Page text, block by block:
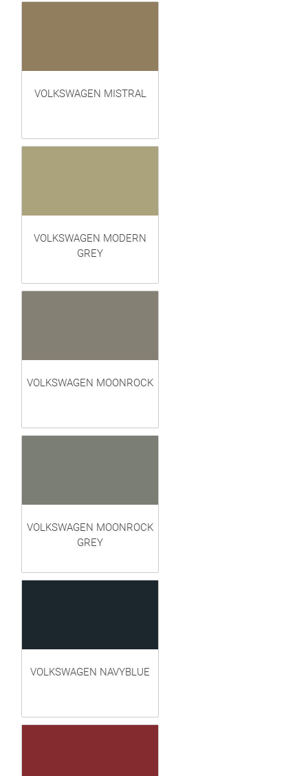
VOLKSWAGEN MISTRAL
VOLKSWAGEN MODERN
GREY
VOLKSWAGEN MOONROCK
VOLKSWAGEN MOONROCK
GREY
VOLKSWAGEN NAVYBLUE